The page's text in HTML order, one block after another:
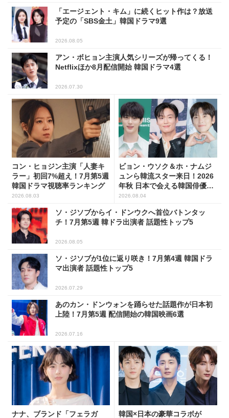
「エージェント・キム」に続くヒット作は？放送
予定の「SBS金土」韓国ドラマ9選
2026.08.05
アン・ボヒョン主演人気シリーズが帰ってくる！
Netflixほか8月配信開始 韓国ドラマ4選
2026.07.30
コン・ヒョジン主演「人妻キ
ラー」初回7%超え！7月第5週
韓国ドラマ視聴率ランキング
2026.08.03
ビョン・ウソク＆ホ・ナムジ
ュンら韓流スター来日！2026
年秋 日本で会える韓国俳優10
人
2026.08.04
ソ・ジソブからイ・ドンウクへ首位バトンタッ
チ！7月第5週 韓ドラ出演者 話題性トップ5
2026.08.05
ソ・ジソブが1位に返り咲き！7月第4週 韓国ドラ
マ出演者 話題性トップ5
2026.07.29
あのカン・ドンウォンを踊らせた話題作が日本初
上陸！7月第5週 配信開始の韓国映画6選
2026.07.16
ナナ、ブランド「フェラガ
韓国×日本の豪華コラボが